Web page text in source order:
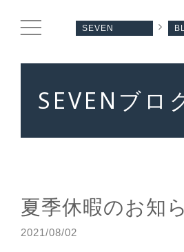
SEVEN
SEVENブ
夏季休暇のお知
2021/08/02